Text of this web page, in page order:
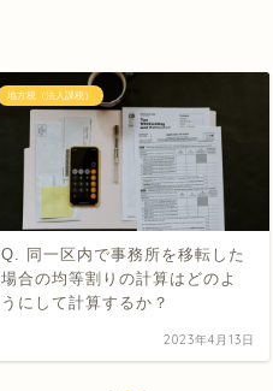
地方税（法人課税）
Q. 同一区内で事務所を移転した
場合の均等割りの計算はどのよ
うにして計算するか？
2023年4月13日